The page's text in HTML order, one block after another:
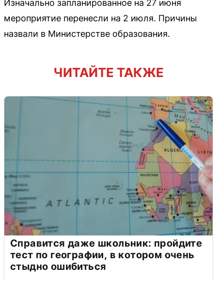
Изначально запланированное на 27 июня
мероприятие перенесли на 2 июля. Причины
назвали в Министерстве образования.
ЧИТАЙТЕ ТАКЖЕ
Справится даже школьник: пройдите
тест по географии, в котором очень
стыдно ошибиться